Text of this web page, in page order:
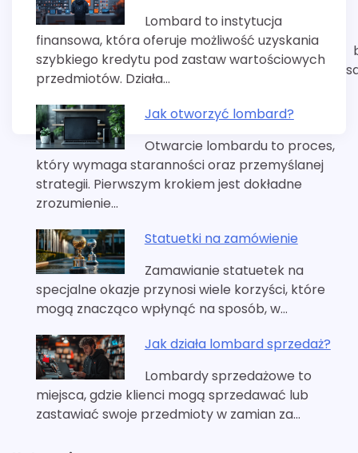
Lombard to instytucja
finansowa, która oferuje możliwość uzyskania
szybkiego kredytu pod zastaw wartościowych
przedmiotów. Działa…
Jak otworzyć lombard?
Otwarcie lombardu to proces,
który wymaga staranności oraz przemyślanej
strategii. Pierwszym krokiem jest dokładne
zrozumienie…
Statuetki na zamówienie
Zamawianie statuetek na
specjalne okazje przynosi wiele korzyści, które
mogą znacząco wpłynąć na sposób, w…
Jak działa lombard sprzedaż?
Lombardy sprzedażowe to
miejsca, gdzie klienci mogą sprzedawać lub
zastawiać swoje przedmioty w zamian za…